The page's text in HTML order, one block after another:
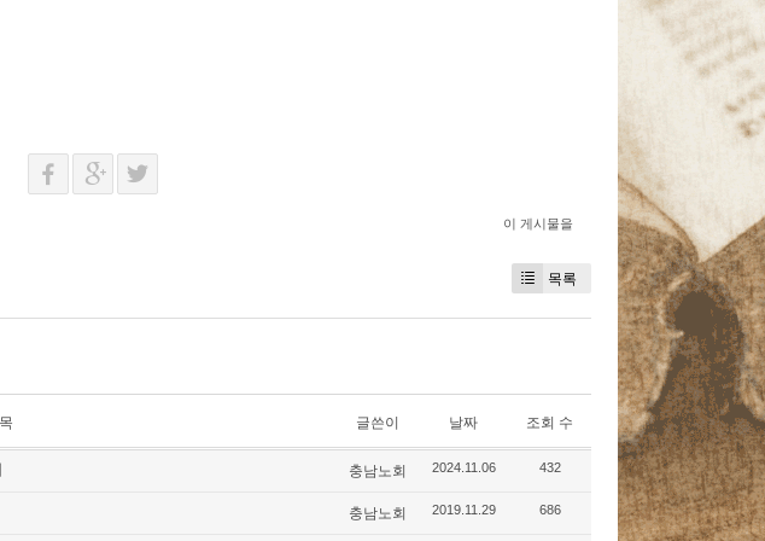
이 게시물을
목록
글쓴이 날짜 조회 수
충남노회 2024.11.06 432
충남노회 2019.11.29 686